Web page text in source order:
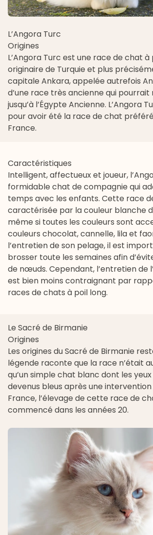
L’Angora Turc
Origines
L’Angora Turc est une race de chat à
originaire de Turquie et plus
capitale Ankara, appelée autrefois
d’une race très ancienne qui
jusqu’à l’Égypte Ancienne. L’Angora
pour avoir été la race de chat
France.
Caractéristiques
Intelligent, affectueux et joueur,
formidable chat de compagnie qui
temps avec les enfants. Cette race
caractérisée par la couleur blanche
même si toutes les couleurs sont
couleurs chocolat, cannelle, lila et
l’entretien de son pelage, il est
brosser toute les semaines afin
de nœuds. Cependant, l’entretien de
est bien moins contraignant par
races de chats à poil long.
Le Sacré de Birmanie
Origines
Les origines duSacré de Birmanie
légende raconte que la race n’était
qu’un simple chat blanc dont les
devenus bleus après une intervention
France, l’élevage de cette race de
commencé dans les années 20.